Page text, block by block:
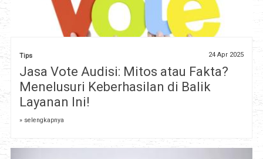
Tips 24 Apr 2025
Jasa Vote Audisi: Mitos atau Fakta?
Menelusuri Keberhasilan di Balik
Layanan Ini!
» selengkapnya